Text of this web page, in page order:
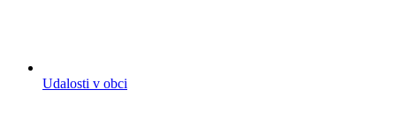
Udalosti v obci